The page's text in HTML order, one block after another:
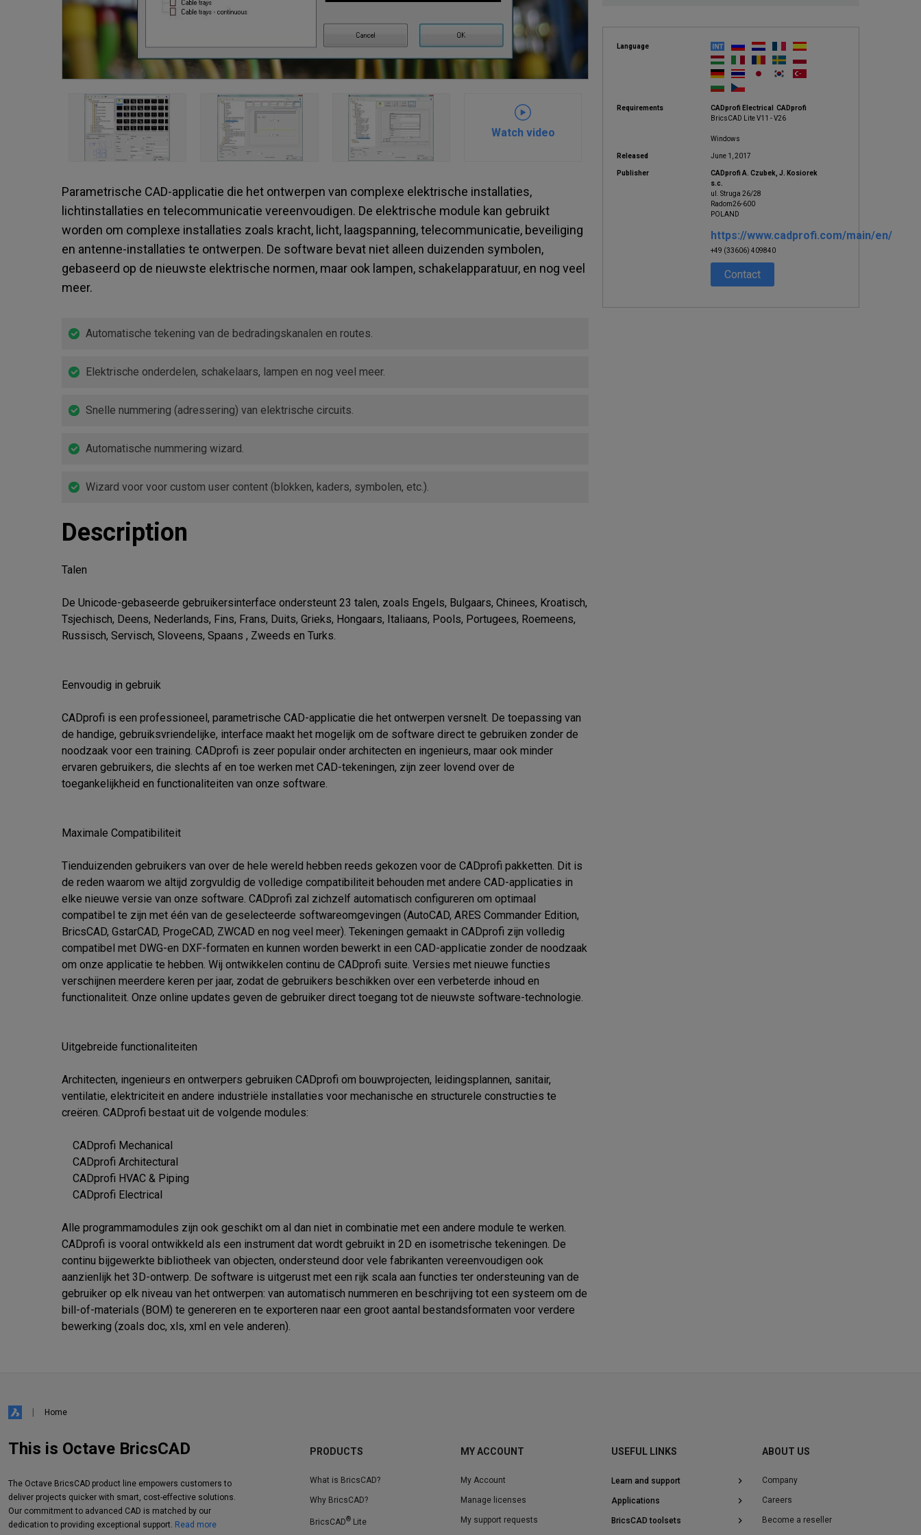
Watch video
Parametrische CAD-applicatie die het ontwerpen van complexe elektrische installaties,
lichtinstallaties en telecommunicatie vereenvoudigen. De elektrische module kan gebruikt
worden om complexe installaties zoals kracht, licht, laagspanning, telecommunicatie, beveiliging
en antenne-installaties te ontwerpen. De software bevat niet alleen duizenden symbolen,
gebaseerd op de nieuwste elektrische normen, maar ook lampen, schakelapparatuur, en nog veel
meer.
Automatische tekening van de bedradingskanalen en routes.
Elektrische onderdelen, schakelaars, lampen en nog veel meer.
Snelle nummering (adressering) van elektrische circuits.
Automatische nummering wizard.
Wizard voor voor custom user content (blokken, kaders, symbolen, etc.).
Description
Talen
De Unicode-gebaseerde gebruikersinterface ondersteunt 23 talen, zoals Engels, Bulgaars, Chinees, Kroatisch,
Tsjechisch, Deens, Nederlands, Fins, Frans, Duits, Grieks, Hongaars, Italiaans, Pools, Portugees, Roemeens,
Russisch, Servisch, Sloveens, Spaans , Zweeds en Turks.
Eenvoudig in gebruik
CADprofi is een professioneel, parametrische CAD-applicatie die het ontwerpen versnelt. De toepassing van
de handige, gebruiksvriendelijke, interface maakt het mogelijk om de software direct te gebruiken zonder de
noodzaak voor een training. CADprofi is zeer populair onder architecten en ingenieurs, maar ook minder
ervaren gebruikers, die slechts af en toe werken met CAD-tekeningen, zijn zeer lovend over de
toegankelijkheid en functionaliteiten van onze software.
Maximale Compatibiliteit
Tienduizenden gebruikers van over de hele wereld hebben reeds gekozen voor de CADprofi pakketten. Dit is
de reden waarom we altijd zorgvuldig de volledige compatibiliteit behouden met andere CAD-applicaties in
elke nieuwe versie van onze software. CADprofi zal zichzelf automatisch configureren om optimaal
compatibel te zijn met één van de geselecteerde softwareomgevingen (AutoCAD, ARES Commander Edition,
BricsCAD, GstarCAD, ProgeCAD, ZWCAD en nog veel meer). Tekeningen gemaakt in CADprofi zijn volledig
compatibel met DWG-en DXF-formaten en kunnen worden bewerkt in een CAD-applicatie zonder de noodzaak
om onze applicatie te hebben. Wij ontwikkelen continu de CADprofi suite. Versies met nieuwe functies
verschijnen meerdere keren per jaar, zodat de gebruikers beschikken over een verbeterde inhoud en
functionaliteit. Onze online updates geven de gebruiker direct toegang tot de nieuwste software-technologie.
Uitgebreide functionaliteiten
Architecten, ingenieurs en ontwerpers gebruiken CADprofi om bouwprojecten, leidingsplannen, sanitair,
ventilatie, elektriciteit en andere industriële installaties voor mechanische en structurele constructies te
creëren. CADprofi bestaat uit de volgende modules:
Alle programmamodules zijn ook geschikt om al dan niet in combinatie met een andere module te werken.
CADprofi is vooral ontwikkeld als een instrument dat wordt gebruikt in 2D en isometrische tekeningen. De
continu bijgewerkte bibliotheek van objecten, ondersteund door vele fabrikanten vereenvoudigen ook
aanzienlijk het 3D-ontwerp. De software is uitgerust met een rijk scala aan functies ter ondersteuning van de
gebruiker op elk niveau van het ontwerpen: van automatisch nummeren en beschrijving tot een systeem om de
bill-of-materials (BOM) te genereren en te exporteren naar een groot aantal bestandsformaten voor verdere
bewerking (zoals doc, xls, xml en vele anderen).
Language
Requirements
CADprofi Electrical CADprofi
BricsCAD Lite V11 - V26
Windows
Released June 1, 2017
Publisher
CADprofi A. Czubek, J. Kosiorek
s.c.
ul. Struga 26/28
Radom26-600
POLAND
https://www.cadprofi.com/main/en/
+49 (33606) 409840
Contact
Home
This is Octave BricsCAD
The Octave BricsCAD product line empowers customers to
deliver projects quicker with smart, cost-effective solutions.
Our commitment to advanced CAD is matched by our
dedication to providing exceptional support. Read more
PRODUCTS
What is BricsCAD?
Why BricsCAD?
BricsCAD® Lite
MY ACCOUNT
My Account
Manage licenses
My support requests
USEFUL LINKS
Learn and support
Bricsys Helpcenter
Forums
Applications
Engineering
BricsCAD toolsets
ABOUT US
Company
Careers
Become a reseller